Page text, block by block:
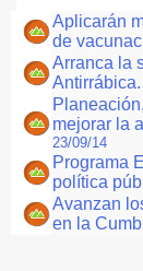
Aplicarán
de
Arranca la
Antirrábica.
mejorar la
23/09/14
Programa
política
Avanzan
en la